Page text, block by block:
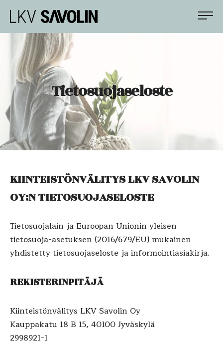
Siirry
suoraan
sisältöön
LKV Savolin
asunto-
kiinteistökaupoissa
Tietosuojaseloste
KIINTEISTÖNVÄLITYS LKV SAVOLIN
OY:N TIETOSUOJASELOSTE
Tietosuojalain ja Euroopan Unionin yleisen
tietosuoja-asetuksen (2016/679/EU) mukainen
yhdistetty tietosuojaseloste ja informointiasiakirja.
REKISTERINPITÄJÄ
Kiinteistönvälitys LKV Savolin Oy
Kauppakatu 18 B 15, 40100 Jyväskylä
2998921-1